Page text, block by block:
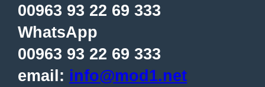
00963 93 22 69 333
WhatsApp
00963 93 22 69 333
email: info@mod1.net